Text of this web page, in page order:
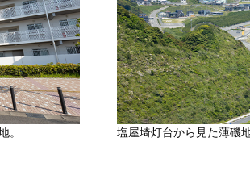
。 塩屋埼灯台から見た薄磯地